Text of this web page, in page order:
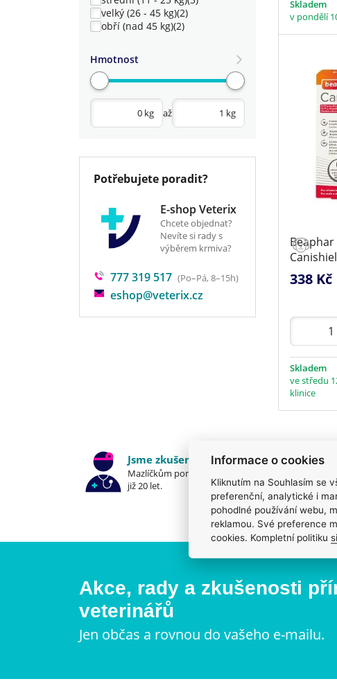
velký (26 - 45 kg)(2)
obří (nad 45 kg)(2)
Hmotnost
až
Potřebujete poradit?
E-shop Veterix
Chcete objednat?
Nevíte si rady s
výběrem krmiva?
777 319 517 (Po–Pá, 8–15h)
eshop@veterix.cz
Skladem
v pondělí
338 Kč
Skladem
ve středu
klinice
Jsme zkušení veterináři
Mazlíčkům pomáháme denně
již 20 let.
i
Akce, rady a zkušenosti
veterinářů
Jen občas a rovnou do vašeho e-mailu.
Informace o cookies
Kliknutím na Souhlasím se
preferenční, analytické i
pohodlné používání webu,
reklamou. Své preference
cookies. Kompletní politiku